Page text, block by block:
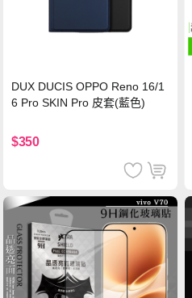
DUX DUCIS OPPO Reno 16/1
6 Pro SKIN Pro 皮套(藍色)
$350